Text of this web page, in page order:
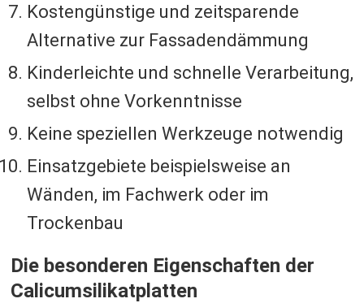
Kostengünstige und zeitsparende
Alternative zur Fassadendämmung
Kinderleichte und schnelle Verarbeitung,
selbst ohne Vorkenntnisse
Keine speziellen Werkzeuge notwendig
Einsatzgebiete beispielsweise an
Wänden, im Fachwerk oder im
Trockenbau
Die besonderen Eigenschaften der
Calicumsilikatplatten